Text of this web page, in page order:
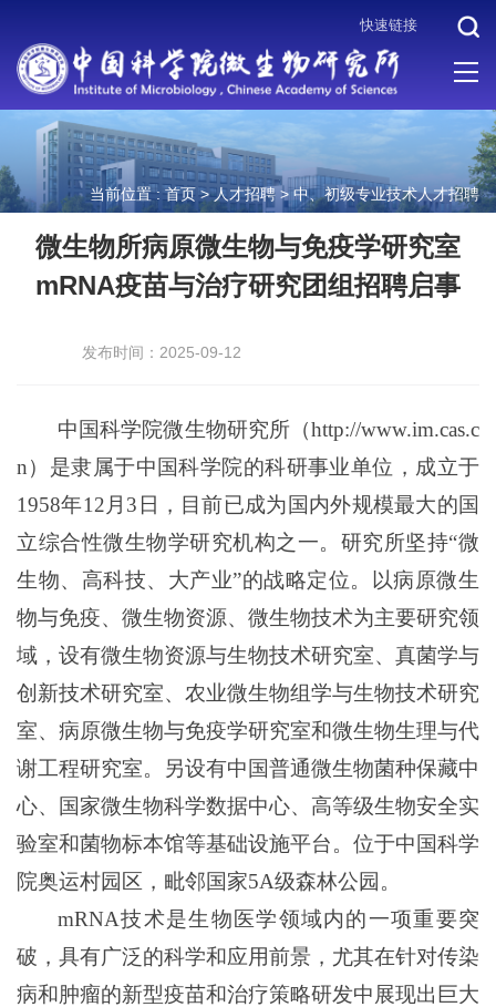
快速链接
当前位置 :首页>人才招聘 > 中、初级专业技术人才招聘
微生物所病原微生物与免疫学研究室
mRNA疫苗与治疗研究团组招聘启事
发布时间：2025-09-12
中国科学院微生物研究所（http://www.im.cas.c
n）是隶属于中国科学院的科研事业单位，成立于
1958年12 月 3 日，目前已成为国内外规模最大的国
立综合性微生物学研究机构之一。研究所坚持“微
生物、高科技、大产业”的战略定位。以病原微生
物与免疫、微生物资源、微生物技术为主要研究领
域，设有微生物资源与生物技术研究室、真菌学与
创新技术研究室、农业微生物组学与生物技术研究
室、病原微生物与免疫学研究室和微生物生理与代
谢工程研究室。另设有中国普通微生物菌种保藏中
心、国家微生物科学数据中心、高等级生物安全实
验室和菌物标本馆等基础设施平台。位于中国科学
院奥运村园区，毗邻国家5A级森林公园。
mRNA技术是生物医学领域内的一项重要突
破，具有广泛的科学和应用前景，尤其在针对传染
病和肿瘤的新型疫苗和治疗策略研发中展现出巨大